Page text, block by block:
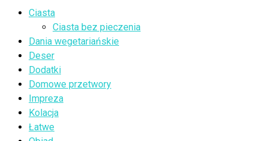
Ciasta
Ciasta bez pieczenia
Dania wegetariańskie
Deser
Dodatki
Domowe przetwory
Impreza
Kolacja
Łatwe